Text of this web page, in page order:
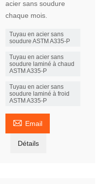
acier sans soudure
chaque mois.
Tuyau en acier sans
soudure ASTM A335-P
Tuyau en acier sans
soudure laminé à chaud
ASTM A335-P
Tuyau en acier sans
soudure laminé à froid
ASTM A335-P
 Email
Détails